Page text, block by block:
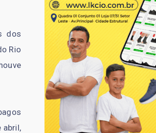
dos
Rio
abril,